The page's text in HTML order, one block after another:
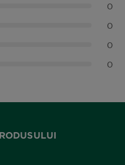
0
0
0
0